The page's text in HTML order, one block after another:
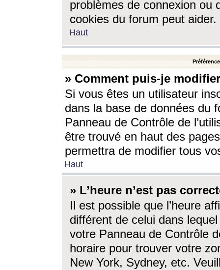
problèmes de connexion ou
cookies du forum peut aider.
Haut
» Comment puis-je
Si vous êtes un utilisateur
dans la base de données du
Panneau de Contrôle de
être trouvé en haut des
permettra de modifier tous
Haut
» L’heure n’est pas
Il est possible que l’heure
différent de celui dans
votre Panneau de Contrôle
horaire pour trouver votre
New York, Sydney, etc.